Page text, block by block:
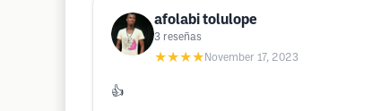
afolabi tolulope
3 reseñas
★★★★ November 17, 2023
👍